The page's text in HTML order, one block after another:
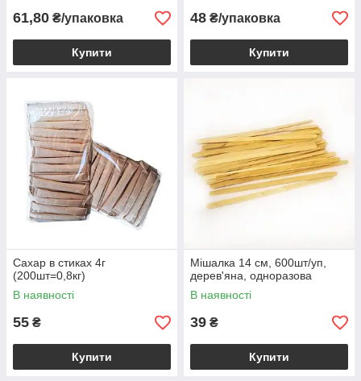
61,80 ₴/упаковка
Купити
48 ₴/упаковка
Купити
Сахар в стиках 4г
(200шт=0,8кг)
В наявності
55 ₴
Купити
Мішалка 14 см, 600шт/уп,
дерев'яна, одноразова
В наявності
39 ₴
Купити